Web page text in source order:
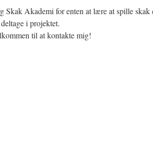
Skak Akademi for enten at lære at spille
i projektet.
til at kontakte mig!